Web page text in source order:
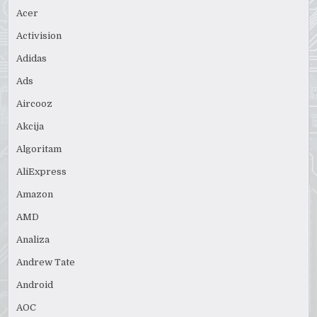
Acer
Activision
Adidas
Ads
Aircooz
Akcija
Algoritam
AliExpress
Amazon
AMD
Analiza
Andrew Tate
Android
AOC